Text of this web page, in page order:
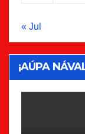
« Jul
¡AÚPA